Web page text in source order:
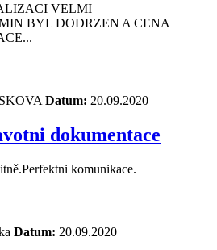
VELMI
BYL DODRZEN A CENA
Datum: 20.09.2020
dokumentace
komunikace.
Datum: 20.09.2020